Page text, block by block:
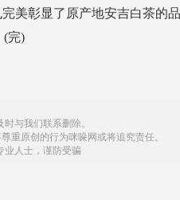
彰显了原产地安吉白茶的
(完)
与我们联系删除。
重原创的行为咪哚网或将追究责任。
业人士，谨防受骗